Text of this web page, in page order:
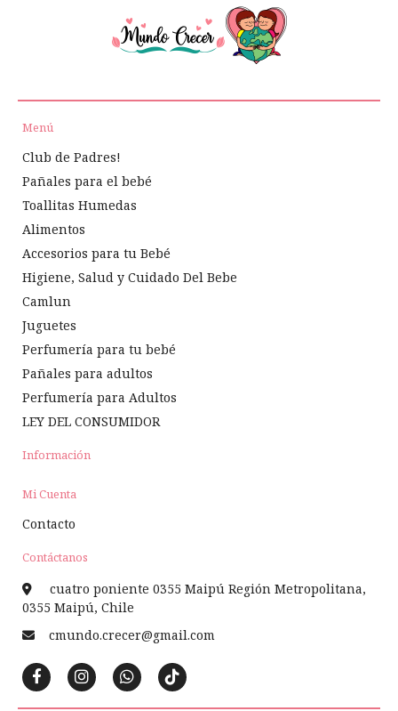
Menú
Club de Padres!
Pañales para el bebé
Toallitas Humedas
Alimentos
Accesorios para tu Bebé
Higiene, Salud y Cuidado Del Bebe
Camlun
Juguetes
Perfumería para tu bebé
Pañales para adultos
Perfumería para Adultos
LEY DEL CONSUMIDOR
Información
Mi Cuenta
Contacto
Contáctanos
cuatro poniente 0355 Maipú Región Metropolitana,
0355 Maipú, Chile
cmundo.crecer@gmail.com